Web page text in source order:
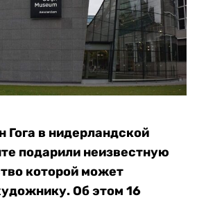
в нидерландской
подарили неизвестную
которой может
Об этом 16